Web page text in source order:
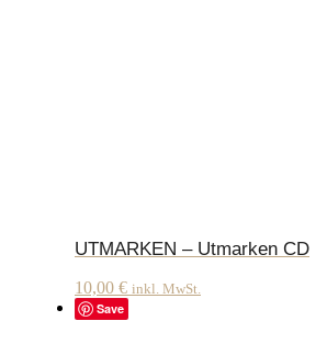
UTMARKEN – Utmarken CD
10,00 € inkl. MwSt.
Save